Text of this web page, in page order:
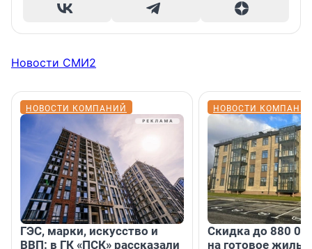
Новости СМИ2
НОВОСТИ КОМПАНИЙ
ГЭС, марки, искусство и
ВВП: в ГК «ПСК» рассказали
НОВОСТИ
Скидка до 880
на готовое